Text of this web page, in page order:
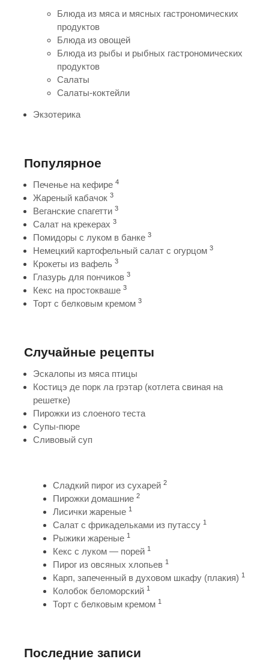
Блюда из мяса и мясных гастрономических
продуктов
Блюда из овощей
Блюда из рыбы и рыбных гастрономических
продуктов
Салаты
Салаты-коктейли
Экзотерика
Популярное
Печенье на кефире 4
Жареный кабачок 3
Веганские спагетти 3
Салат на крекерах 3
Помидоры с луком в банке 3
Немецкий картофельный салат с огурцом 3
Крокеты из вафель 3
Глазурь для пончиков 3
Кекс на простокваше 3
Торт с белковым кремом 3
Случайные рецепты
Эскалопы из мяса птицы
Костицэ де порк ла грэтар (котлета свиная на
решетке)
Пирожки из слоеного теста
Супы-пюре
Сливовый суп
Сладкий пирог из сухарей 2
Пирожки домашние 2
Лисички жареные 1
Салат с фрикадельками из путассу 1
Рыжики жареные 1
Кекс с луком — порей 1
Пирог из овсяных хлопьев 1
Карп, запеченный в духовом шкафу (плакия) 1
Колобок беломорский 1
Торт с белковым кремом 1
Последние записи